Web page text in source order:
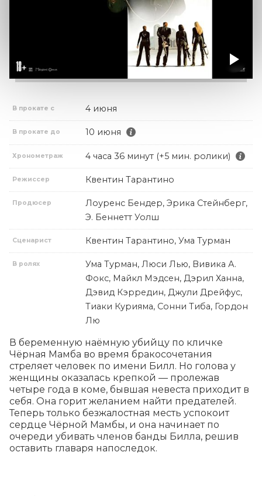
В прокате с 4 июня
В прокате до 10 июня
Хронометраж 4 часа 36 минут (+5 мин. ролики)
Режиссер Квентин Тарантино
Продюсер
Лоуренс Бендер, Эрика Стейнберг,
Э. Беннетт Уолш
Сценарист Квентин Тарантино, Ума Турман
В ролях
Ума Турман, Люси Лью, Вивика А.
Фокс, Майкл Мэдсен, Дэрил Ханна,
Дэвид Кэрредин, Джули Дрейфус,
Тиаки Курияма, Сонни Тиба, Гордон
Лю
В беременную наёмную убийцу по кличке
Чёрная Мамба во время бракосочетания
стреляет человек по имени Билл. Но голова у
женщины оказалась крепкой — пролежав
четыре года в коме, бывшая невеста приходит в
себя. Она горит желанием найти предателей.
Теперь только безжалостная месть успокоит
сердце Чёрной Мамбы, и она начинает по
очереди убивать членов банды Билла, решив
оставить главаря напоследок.